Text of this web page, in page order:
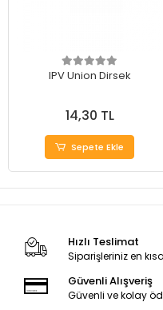
IPV Union Dirsek
14,30 TL
Sepete Ekle
Hızlı Teslimat
Siparişleriniz en
Güvenli Alışveriş
Güvenli ve kolay